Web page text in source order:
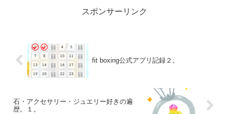
スポンサーリンク
fit boxing公式アプリ記録２。
石・アクセサリー・ジュエリー好きの遍
歴。１。